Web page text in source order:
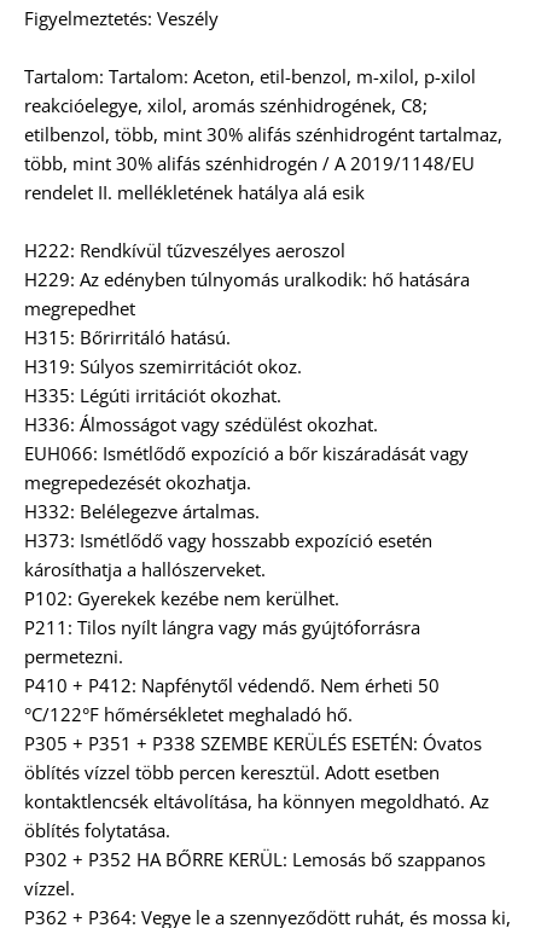
Figyelmeztetés: Veszély
Tartalom: Tartalom: Aceton, etil-benzol, m-xilol, p-xilol
reakcióelegye, xilol, aromás szénhidrogének, C8;
etilbenzol, több, mint 30% alifás szénhidrogént tartalmaz,
több, mint 30% alifás szénhidrogén / A 2019/1148/EU
rendelet II. mellékletének hatálya alá esik
H222: Rendkívül tűzveszélyes aeroszol
H229: Az edényben túlnyomás uralkodik: hő hatására
megrepedhet
H315: Bőrirritáló hatású.
H319: Súlyos szemirritációt okoz.
H335: Légúti irritációt okozhat.
H336: Álmosságot vagy szédülést okozhat.
EUH066: Ismétlődő expozíció a bőr kiszáradását vagy
megrepedezését okozhatja.
H332: Belélegezve ártalmas.
H373: Ismétlődő vagy hosszabb expozíció esetén
károsíthatja a hallószerveket.
P102: Gyerekek kezébe nem kerülhet.
P211: Tilos nyílt lángra vagy más gyújtóforrásra
permetezni.
P410 + P412: Napfénytől védendő. Nem érheti 50
°C/122°F hőmérsékletet meghaladó hő.
P305 + P351 + P338 SZEMBE KERÜLÉS ESETÉN: Óvatos
öblítés vízzel több percen keresztül. Adott esetben
kontaktlencsék eltávolítása, ha könnyen megoldható. Az
öblítés folytatása.
P302 + P352 HA BŐRRE KERÜL: Lemosás bő szappanos
vízzel.
P362 + P364: Vegye le a szennyeződött ruhát, és mossa ki,